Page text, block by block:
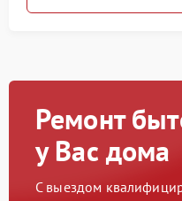
Ремонт
у Вас дома
С выездом